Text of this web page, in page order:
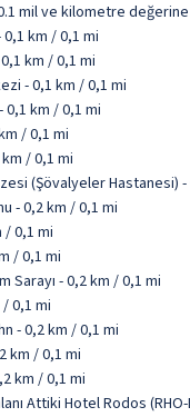
0.1 mil ve kilometre
km / 0,1 mi
km / 0,1 mi
- 0,1 km / 0,1 mi
km / 0,1 mi
/ 0,1 mi
/ 0,1 mi
(Şövalyeler Hastanesi) -
- 0,2 km / 0,1 mi
/ 0,1 mi
/ 0,1 mi
Sarayı - 0,2 km / 0,1 mi
0,1 mi
- 0,2 km / 0,1 mi
km / 0,1 mi
km / 0,1 mi
Attiki Hotel Rodos